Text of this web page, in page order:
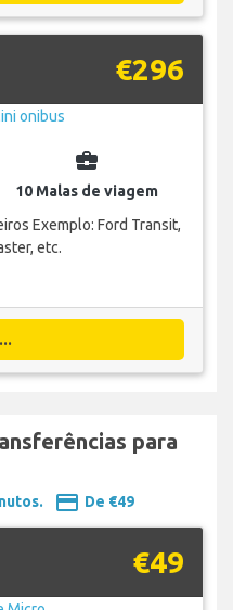
€296
business_center
10 Malas de viagem
Exemplo: Ford Transit,
etc.
para
payment De €49
€49